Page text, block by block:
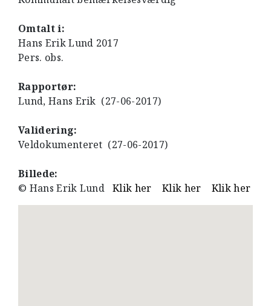
Omtalt i:
Hans Erik Lund 2017
Pers. obs.
Rapportør:
Lund, Hans Erik (27-06-2017)
Validering:
Veldokumenteret (27-06-2017)
Billede:
© Hans Erik LundKlik her Klik her Klik her